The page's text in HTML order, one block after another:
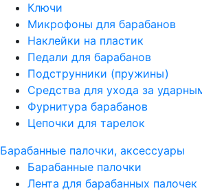
Ключи
Микрофоны для барабанов
Наклейки на пластик
Педали для барабанов
Подструнники (пружины)
Средства для ухода за
Фурнитура барабанов
Цепочки для тарелок
Барабанные палочки, аксессуары
Барабанные палочки
Лента для барабанных палочек